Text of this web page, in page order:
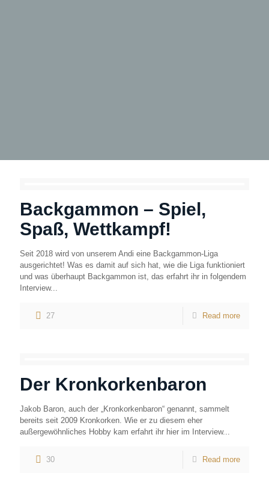
Backgammon – Spiel,
Spaß, Wettkampf!
Seit 2018 wird von unserem Andi eine Backgammon-Liga
ausgerichtet! Was es damit auf sich hat, wie die Liga funktioniert
und was überhaupt Backgammon ist, das erfahrt ihr in folgendem
Interview...
27 Read more
Der Kronkorkenbaron
Jakob Baron, auch der „Kronkorkenbaron“ genannt, sammelt
bereits seit 2009 Kronkorken. Wie er zu diesem eher
außergewöhnliches Hobby kam erfahrt ihr hier im Interview...
30 Read more